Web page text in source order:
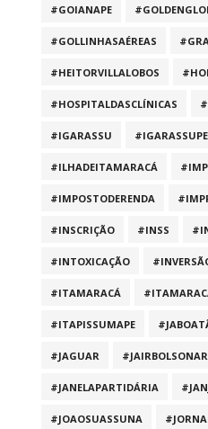
#GOIANAPE
#GOLLINHASAÉREAS
#HEITORVILLALOBOS
#HOSPITALDASCLÍNICAS
#IGARASSU #IGARASSUPE
#ILHADEITAMARACÁ
#IMPOSTODERENDA
#INSCRIÇÃO #INSS
#INTOXICAÇÃO
#ITAMARACÁ
#ITAPISSUMAPE
#JAGUAR
#JANELAPARTIDÁRIA
#JOAOSUASSUNA